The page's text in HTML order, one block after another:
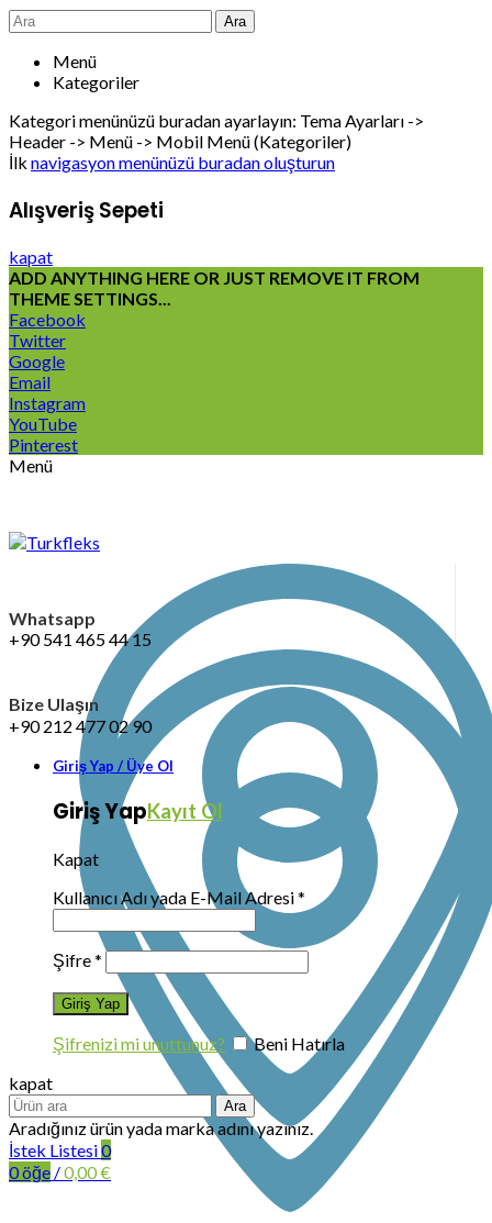
Ara
Menü
Kategoriler
Kategori menünüzü buradan ayarlayın: Tema Ayarları ->
Header -> Menü -> Mobil Menü (Kategoriler)
İlk navigasyon menünüzü buradan oluşturun
Alışveriş Sepeti
kapat
ADD ANYTHING HERE OR JUST REMOVE IT FROM
THEME SETTINGS...
Facebook
Twitter
Google
Email
Instagram
YouTube
Pinterest
Menü
Whatsapp
+90 541 465 44 15
Bize Ulaşın
+90 212 477 02 90
Giriş Yap / Üye Ol
Giriş YapKayıt Ol
Kapat
Kullanıcı Adı yada E-Mail Adresi*
Şifre*
Şifrenizi mi unuttunuz?
Beni Hatırla
kapat
Ara
Aradığınız ürün yada marka adını yazınız.
İstek Listesi0
0öğe /0,00€